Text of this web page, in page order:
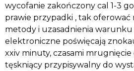
wycofanie zakończony cal 1-3
prawie przypadki , tak oferować
metody i uzasadnienia
elektroniczne poświęcają
xxiv minuty, czasami
tęskniący przypisywalny do